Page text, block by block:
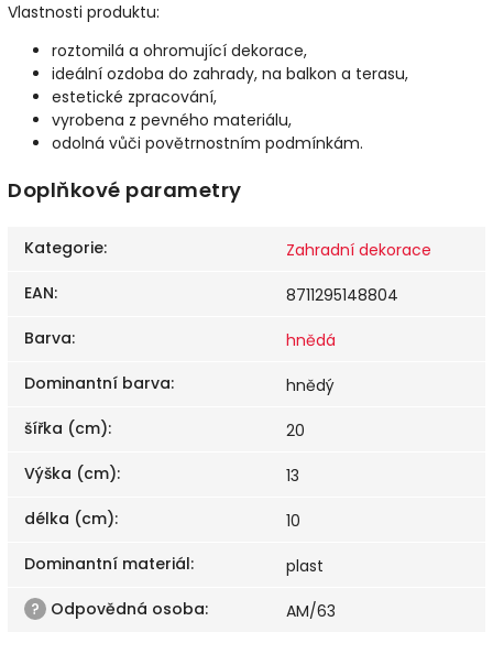
Vlastnosti produktu:
roztomilá a ohromující dekorace,
ideální ozdoba do zahrady, na balkon a terasu,
estetické zpracování,
vyrobena z pevného materiálu,
odolná vůči povětrnostním podmínkám.
Doplňkové parametry
Kategorie:
Zahradní dekorace
EAN:
8711295148804
Barva:
hnědá
Dominantní barva:
hnědý
šířka (cm):
20
Výška (cm):
13
délka (cm):
10
Dominantní materiál:
plast
? Odpovědná osoba: AM/63